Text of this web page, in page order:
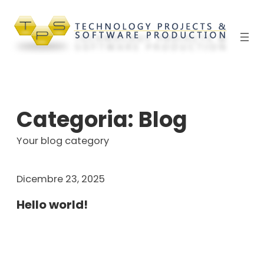
contenuto
Categoria: Blog
Your blog category
Dicembre 23, 2025
Hello world!